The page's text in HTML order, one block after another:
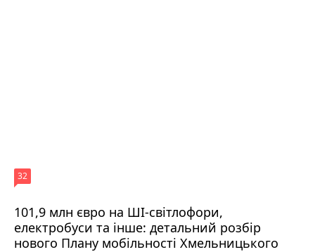
101,9 млн євро на ШІ-світлофори,
електробуси та інше: детальний розбір
нового Плану мобільності Хмельницького
32